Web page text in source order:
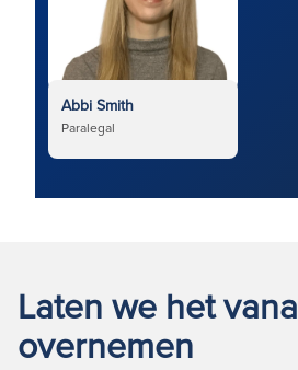
Abbi Smith
Paralegal
Laten we het
overnemen